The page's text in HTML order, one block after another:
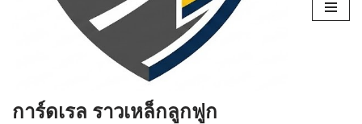
การ์ดเรล ราวเหล็กลูกฟูก